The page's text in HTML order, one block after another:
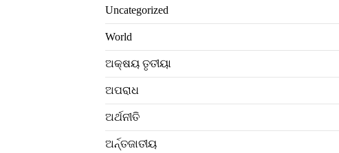
Uncategorized
World
ଅକ୍ଷୟ ତୃତୀୟା
ଅପରାଧ
ଅର୍ଥନୀତି
ଅର୍ନ୍ତଜାତୀୟ